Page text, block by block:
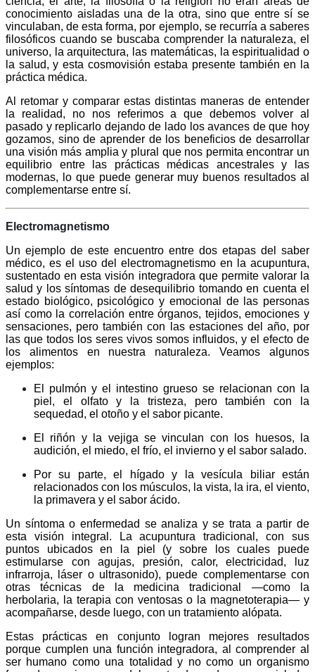
conocimiento aisladas una de la otra, sino que entre sí se
vinculaban, de esta forma, por ejemplo, se recurría a saberes
filosóficos cuando se buscaba comprender la naturaleza, el
universo, la arquitectura, las matemáticas, la espiritualidad o
la salud, y esta cosmovisión estaba presente también en la
práctica médica.
Al retomar y comparar estas distintas maneras de entender
la realidad, no nos referimos a que debemos volver al
pasado y replicarlo dejando de lado los avances de que hoy
gozamos, sino de aprender de los beneficios de desarrollar
una visión más amplia y plural que nos permita encontrar un
equilibrio entre las prácticas médicas ancestrales y las
modernas, lo que puede generar muy buenos resultados al
complementarse entre sí.
Electromagnetismo
Un ejemplo de este encuentro entre dos etapas del saber
médico, es el uso del electromagnetismo en la acupuntura,
sustentado en esta visión integradora que permite valorar la
salud y los síntomas de desequilibrio tomando en cuenta el
estado biológico, psicológico y emocional de las personas
así como la correlación entre órganos, tejidos, emociones y
sensaciones, pero también con las estaciones del año, por
las que todos los seres vivos somos influidos, y el efecto de
los alimentos en nuestra naturaleza. Veamos algunos
ejemplos:
El pulmón y el intestino grueso se relacionan con la
piel, el olfato y la tristeza, pero también con la
sequedad, el otoño y el sabor picante.
El riñón y la vejiga se vinculan con los huesos, la
audición, el miedo, el frío, el invierno y el sabor salado.
Por su parte, el hígado y la vesícula biliar están
relacionados con los músculos, la vista, la ira, el viento,
la primavera y el sabor ácido.
Un síntoma o enfermedad se analiza y se trata a partir de
esta visión integral. La acupuntura tradicional, con sus
puntos ubicados en la piel (y sobre los cuales puede
estimularse con agujas, presión, calor, electricidad, luz
infrarroja, láser o ultrasonido), puede complementarse con
otras técnicas de la medicina tradicional —como la
herbolaria, la terapia con ventosas o la magnetoterapia— y
acompañarse, desde luego, con un tratamiento alópata.
Estas prácticas en conjunto logran mejores resultados
porque cumplen una función integradora, al comprender al
ser humano como una totalidad y no como un organismo